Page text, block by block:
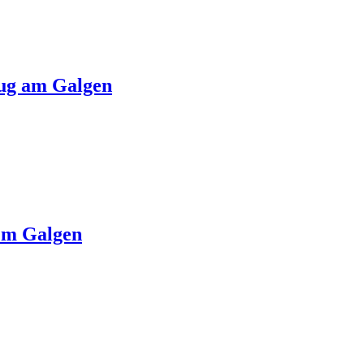
am Galgen
Galgen